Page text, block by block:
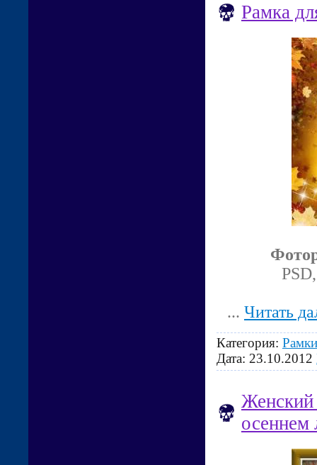
Рамка
... Читать
Категория:
Дата: 23.10.2012
осеннем